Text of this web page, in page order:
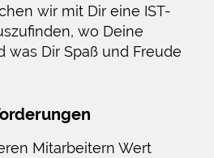
wir mit Dir eine IST-
wo Deine
was Dir Spaß und Freude
Mitarbeitern Wert